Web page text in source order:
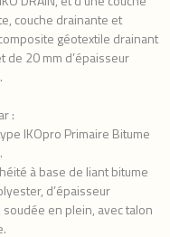
couche drainante et
géotextile drainant
20 mm d’épaisseur
:
IKOpro Primaire Bitume
à base de liant bitume
d’épaisseur
soudée en plein, avec talon